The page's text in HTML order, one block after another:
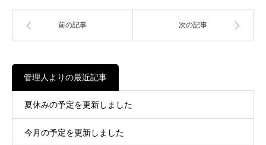
前の記事 次の記事
管理人よりの最近記事
夏休みの予定を更新しました
今月の予定を更新しました